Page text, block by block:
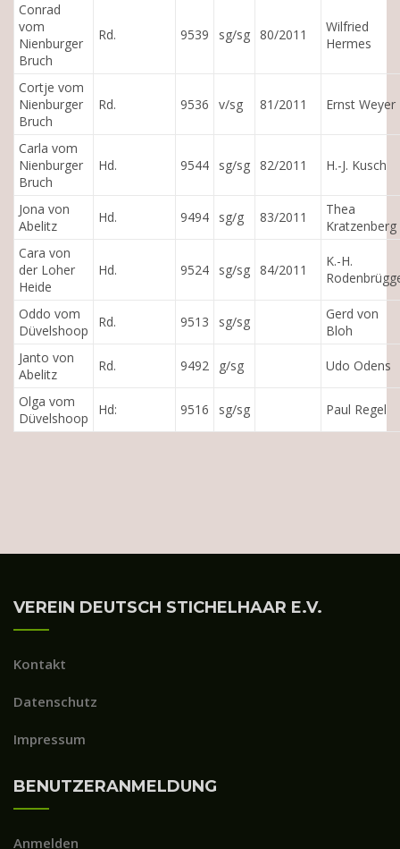
Conrad
vom
Nienburger
Bruch
Rd. 9539 sg/sg 80/2011
Wilfried
Hermes
Cortje vom
Nienburger
Bruch
Rd. 9536 v/sg 81/2011 Ernst Weyer
Carla vom
Nienburger
Bruch
Hd. 9544 sg/sg 82/2011 H.-J. Kusch
Jona von
Abelitz
Hd. 9494 sg/g 83/2011
Thea
Kratzenberg
Cara von
der Loher
Heide
Hd. 9524 sg/sg 84/2011
K.-H.
Oddo vom
Düvelshoop
Rd. 9513 sg/sg
Gerd von
Bloh
Janto von
Abelitz
Rd. 9492 g/sg Udo Odens
Olga vom
Düvelshoop
Hd: 9516 sg/sg Paul Regel
VEREIN DEUTSCH STICHELHAAR E.V.
Kontakt
Datenschutz
Impressum
BENUTZERANMELDUNG
Anmelden